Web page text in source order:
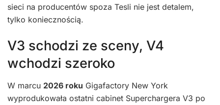
sieci na producentów spoza Tesli nie jest detalem,
tylko koniecznością.
V3 schodzi ze sceny, V4
wchodzi szeroko
W marcu 2026 roku Gigafactory New York
wyprodukowała ostatni cabinet Superchargera V3 po